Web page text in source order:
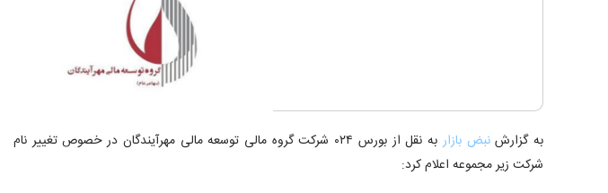
به گزارشنبض بازار
به نقل از بورس ۰۲۴ شرکت گروه مالی توسعه مالی مهرآیندگان در خصوص تغییر نام
شرکت زیر مجموعه اعلام کرد: